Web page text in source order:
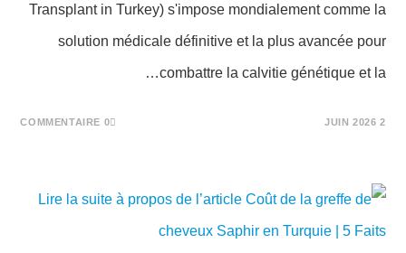
Transplant in Turkey) s'impose mondialement comme la
solution médicale définitive et la plus avancée pour
combattre la calvitie génétique et la…
0 COMMENTAIRE 2 JUIN 2026